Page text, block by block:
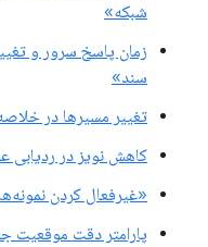
شبکه»
زمان پاسخ سرور و
سند»
تغییر مسیرها در
کاهش نویز در ردیابی
«غیرفعال کردن
پارامتر دقت موقعیت